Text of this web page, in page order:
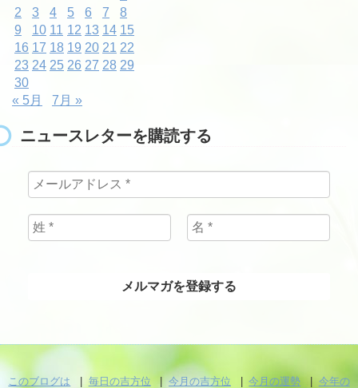
2
3 4 5 6 7
8
9
10 11 12 13 14 15
16 17 18 19 20 21 22
23 24 25 26 27 28 29
30
« 5月
7月 »
ニュースレターを購読する
このブログは 毎日の吉方位 今月の吉方位 今月の運勢 今年の